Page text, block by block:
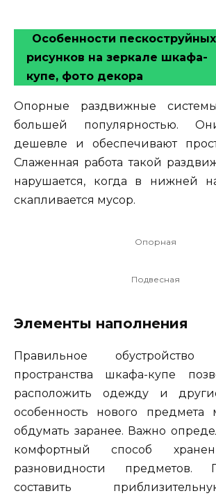
Особенности пескоструйных
рисунков на зеркале шкафа-
купе, фото декора
Опорные раздвижные
большей популярностью.
дешевле и обеспечивают
Слаженная работа такой
нарушается, когда в нижней
скапливается мусор.
Опорная
Подвесная
Элементы наполнения
Правильное обустройство
пространства шкафа-купе
расположить одежду и
особенность нового предмета
обдумать заранее. Важно
комфортный способ
разновидности предметов.
составить